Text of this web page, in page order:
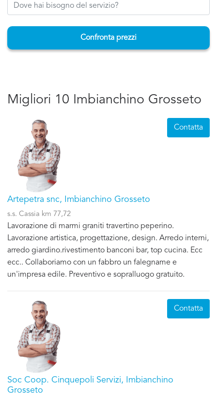
Confronta prezzi
Migliori 10 Imbianchino Grosseto
Artepetra snc, Imbianchino Grosseto
s.s. Cassia km 77,72
Lavorazione di marmi graniti travertino peperino.
Lavorazione artistica, progettazione, design. Arredo interni,
arredo giardino.rivestimento banconi bar, top cucina. Ecc
ecc.. Collaboriamo con un fabbro un falegname e
un'impresa edile. Preventivo e sopralluogo gratuito.
Contatta
Soc Coop. Cinquepoli Servizi, Imbianchino
Grosseto
Contatta